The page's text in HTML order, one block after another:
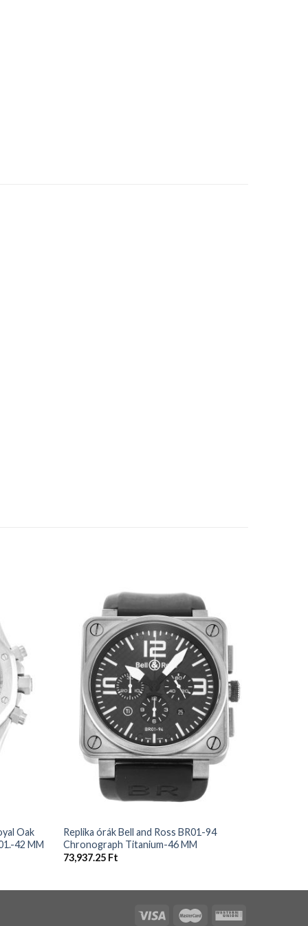
Oak
42 MM
Replika órák Bell and Ross BR01-94
Chronograph Titanium-46 MM
73,937.25 Ft